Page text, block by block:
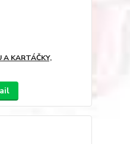
A KARTÁČKY,